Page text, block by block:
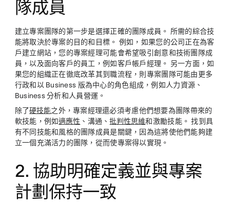
隊成員
建立專案團隊的第一步是選擇正確的團隊成員。 所需的綜合技
能將取決於專案的目的和目標。 例如，如果您的公司正在為客
戶建立網站，您的專案經理可能會希望吸引創意和技術團隊成
員，以及面向客戶的員工，例如客戶帳戶經理。 另一方面，如
果您的組織正在徹底改革其到職流程，則專案團隊可能由更多
行政和以 Business 版為中心的角色組成，例如人力資源、
Business 分析和人員營運。
除了硬技能之外，專案經理還必須考慮他們想要為團隊帶來的
軟技能，例如適應性 、溝通、批判性思維和激勵技能。 找到具
有不同技能和風格的團隊成員是關鍵，因為這將使他們能夠建
立一個充滿活力的團隊，從而使專案得以實現。
2. 協助明確定義並與專案
計劃保持一致